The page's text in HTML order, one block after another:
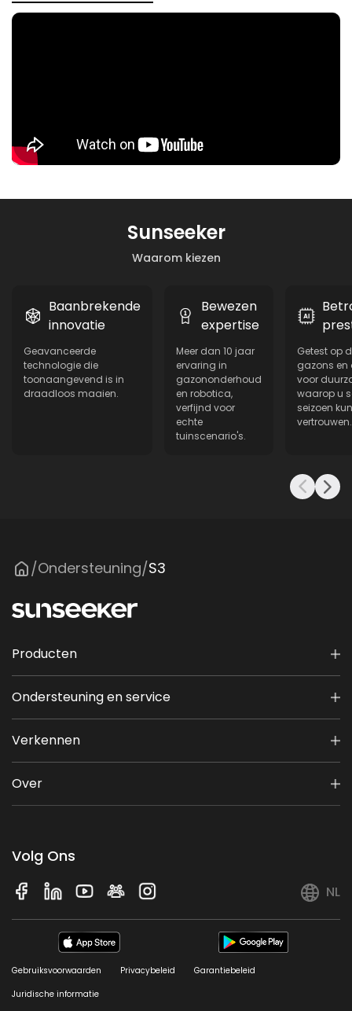
Waarom kiezen
Sunseeker
Baanbrekende
innovatie
Geavanceerde
technologie die
toonaangevend is in
draadloos maaien.
Bewezen
expertise
Meer dan 10 jaar
ervaring in
gazononderhoud
en robotica,
verfijnd voor
echte
tuinscenario's.
Getest op
gazons en
voor
waarop u
seizoen
vertrouwen.
/Ondersteuning/S3
Producten
Ondersteuning en service
Verkennen
Over
Volg Ons
NL
Gebruiksvoorwaarden Privacybeleid
Garantiebeleid
Juridische informatie